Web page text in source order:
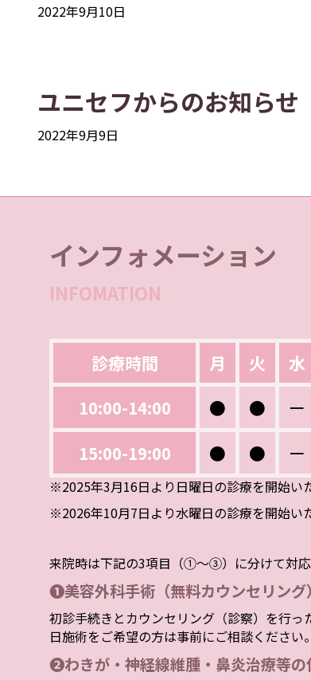
2022年9月10日
ユニセフからのお知らせ
2022年9月9日
インフォメーション
INFOMATION
診療時間 月 火 水
10:00-14:00
● ● ー
15:00-19:00
● ● ー
※2025年3月16日より日曜日の診療を開始い
※2026年10月7日より水曜日の診療を開始い
来院時は下記の3項目（①～③）に分けて対応
❶美容外科手術（無料カウンセリング
初診手続きとカウンセリング（診察）を行っ
日施術をご希望の方は事前にご相談ください。
❷わきが・神経線維腫・鼻炎治療等